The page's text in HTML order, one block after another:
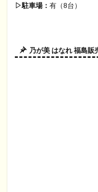
▷駐車場： 有（8台）
乃が美 はなれ 福島販